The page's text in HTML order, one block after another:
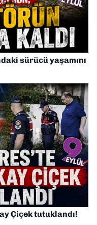
sürücü yaşamını
Çiçek tutuklandı!